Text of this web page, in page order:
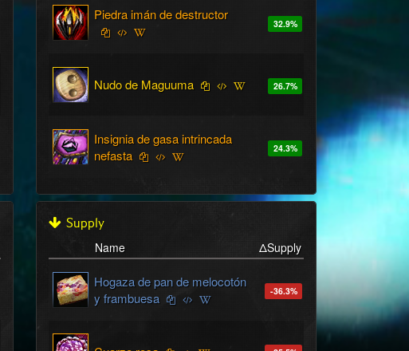
Piedra imán de destructor
32.9%
Nudo de Maguuma 26.7%
Insignia de gasa intrincada
nefasta
24.3%
Supply
Name ΔSupply
Hogaza de pan de melocotón
y frambuesa
-36.3%